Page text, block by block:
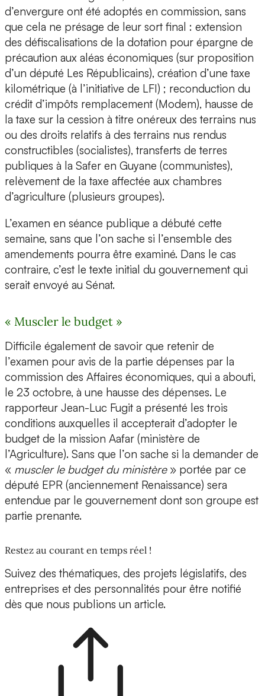
d’envergure ont été adoptés en commission, sans
que cela ne présage de leur sort final : extension
des défiscalisations de la dotation pour épargne de
précaution aux aléas économiques (sur proposition
d’un député Les Républicains), création d’une taxe
kilométrique (à l’initiative de LFI) ; reconduction du
crédit d’impôts remplacement (Modem), hausse de
la taxe sur la cession à titre onéreux des terrains nus
ou des droits relatifs à des terrains nus rendus
constructibles (socialistes), transferts de terres
publiques à la Safer en Guyane (communistes),
relèvement de la taxe affectée aux chambres
d’agriculture (plusieurs groupes).
L’examen en séance publique a débuté cette
semaine, sans que l’on sache si l’ensemble des
amendements pourra être examiné. Dans le cas
contraire, c’est le texte initial du gouvernement qui
serait envoyé au Sénat.
« Muscler le budget »
Difficile également de savoir que retenir de
l’examen pour avis de la partie dépenses par la
commission des Affaires économiques, qui a abouti,
le 23 octobre, à une hausse des dépenses. Le
rapporteur Jean-Luc Fugit a présenté les trois
conditions auxquelles il accepterait d’adopter le
budget de la mission Aafar (ministère de
l’Agriculture). Sans que l’on sache si la demander de
« muscler le budget du ministère» portée par ce
député EPR (anciennement Renaissance) sera
entendue par le gouvernement dont son groupe est
partie prenante.
Restez au courant en temps réel !
Suivez des thématiques, des projets législatifs, des
entreprises et des personnalités pour être notifié
dès que nous publions un article.